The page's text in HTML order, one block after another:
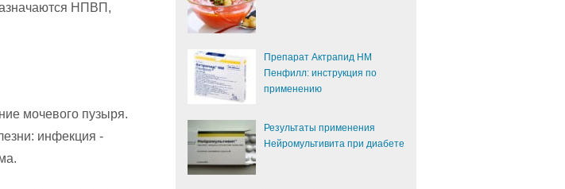
НПВП,
мочевого пузыря.
инфекция -
Препарат Актрапид НМ
Пенфилл: инструкция по
применению
Результаты применения
Нейромультивита при диабете